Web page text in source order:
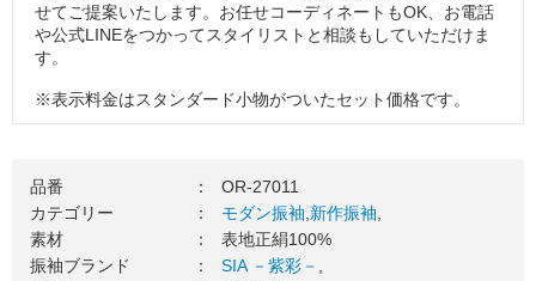
せてご提案いたします。お任せコーディネートもOK、お電話
や公式LINEをつかってスタイリストと相談もしていただけま
す。
※表示料金はスタンダード小物がついたセット価格です。
３．振袖一式をお届け（送料無料）
ご使用日の１カ月前を目安に、振袖一式をお送りいたしま
す。お届け日のご希望がございましたら、お気軽にご相談く
品番 ：
OR-27011
カテゴリー
： モダン振袖 新作振袖
素材
：
表地正絹100%
振袖ブランド
： SIA －紫彩－